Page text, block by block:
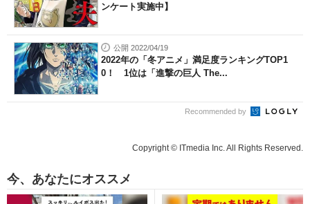
ンケート実施中】
公開 2022/04/19
2022年の「冬アニメ」満足度ランキングTOP1
0！ 1位は「進撃の巨人 The...
Recommended by
Copyright © ITmedia Inc. All Rights Reserved.
今、あなたにオススメ